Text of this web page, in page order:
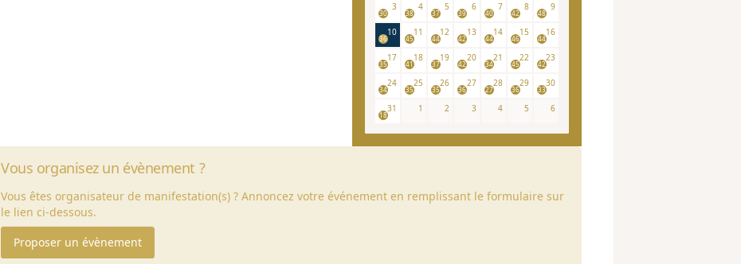
3
30
4
38
5
37
6
39
7
40
8
42
9
48
10
36
11
45
12
44
13
42
14
44
15
46
16
44
17
35
18
41
19
37
20
42
21
34
22
45
23
42
24
34
25
35
26
35
27
36
28
27
29
36
30
33
31
18
1 2 3 4 5 6
Vous organisez un évènement ?
Vous êtes organisateur de manifestation(s) ? Annoncez votre événement en remplissant le formulaire sur
le lien ci-dessous.
Proposer un évènement